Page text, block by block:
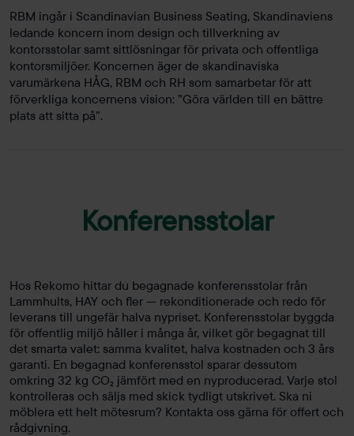
RBM ingår i Scandinavian Business Seating, Skandinaviens
ledande koncern inom design och tillverkning av
kontorsstolar samt sittlösningar för privata och offentliga
kontorsmiljöer. Koncernen äger de skandinaviska
varumärkena HÅG, RBM och RH som samarbetar för att
förverkliga koncernens vision: ”Göra världen till en bättre
plats att sitta på”.
Konferensstolar
Hos Rekomo hittar du begagnade konferensstolar från
Lammhults, HAY och fler — rekonditionerade och redo för
leverans till ungefär halva nypriset. Konferensstolar byggda
för offentlig miljö håller i många år, vilket gör begagnat till
det smarta valet: samma kvalitet, halva kostnaden och 3 års
garanti. En begagnad konferensstol sparar dessutom
omkring 32 kg CO₂ jämfört med en nyproducerad. Varje stol
kontrolleras och säljs med skick tydligt utskrivet. Ska ni
möblera ett helt mötesrum? Kontakta oss gärna för offert och
rådgivning.